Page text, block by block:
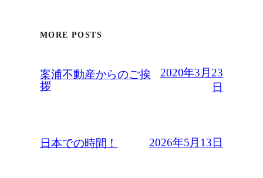
MORE POSTS
案浦不動産からのご挨
拶
2020年3月23
日
日本での時間！ 2026年5月13日